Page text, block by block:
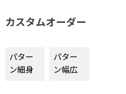
カスタムオーダー
パター
ン細身
パター
ン幅広